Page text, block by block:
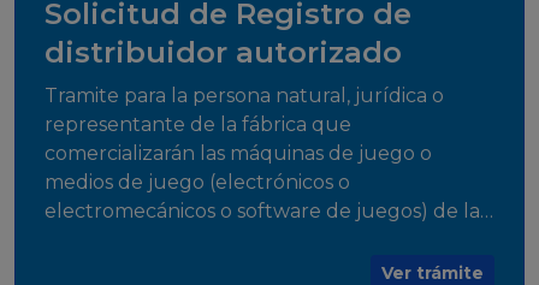
Solicitud de Registro de
distribuidor autorizado
Tramite para la persona natural, jurídica o
representante de la fábrica que
comercializarán las máquinas de juego o
medios de juego (electrónicos o
electromecánicos o software de juegos) de las
Ver trámite